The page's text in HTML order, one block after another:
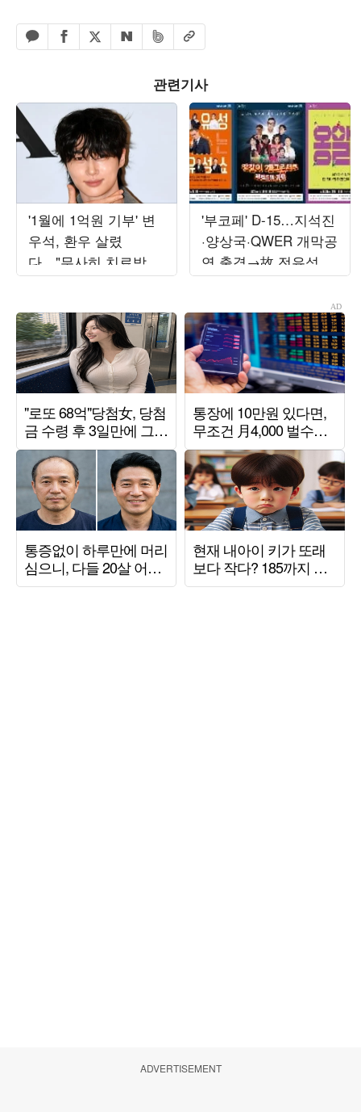
카카오톡 공유하기
페이스북 공유하기
엑스 공유하기
네이버 공유하기
밴드 공유하기
URL복사
관련기사
'1월에 1억원 기부' 변
우석, 환우 살렸
다…"무사히 치료받아,
뭉클해"
'부코페' D-15…지석진
·양상국·QWER 개막공
연 출격→故 전유성 헌
정 무대까지
ADVERTISEMENT